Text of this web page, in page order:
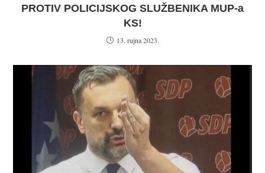
PROTIV POLICIJSKOG SLUŽBENIKA MUP-a
KS!
13. rujna 2023.